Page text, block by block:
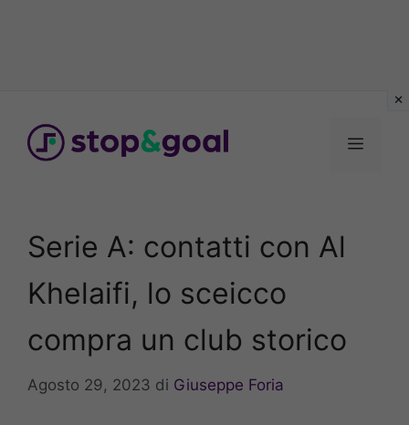
contenuto
Menu
Serie A: contatti con Al
Khelaifi, lo sceicco
compra un club storico
Agosto 29, 2023 di Giuseppe Foria